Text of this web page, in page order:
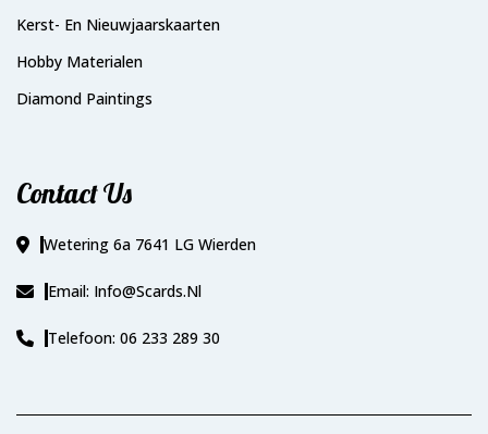
Kerst- En Nieuwjaarskaarten
Hobby Materialen
Diamond Paintings
Contact Us
Wetering 6a 7641 LG Wierden
Email: Info@scards.nl
Telefoon: 06 233 289 30